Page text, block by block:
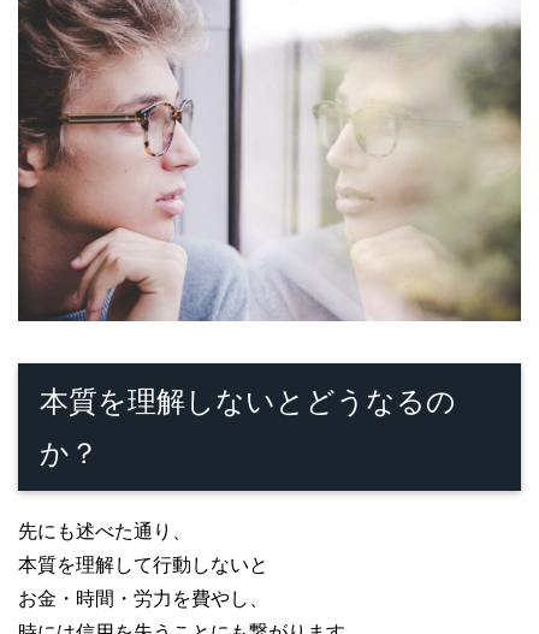
本質を理解しないとどうなるの
か？
先にも述べた通り、
本質を理解して行動しないと
お金・時間・労力を費やし、